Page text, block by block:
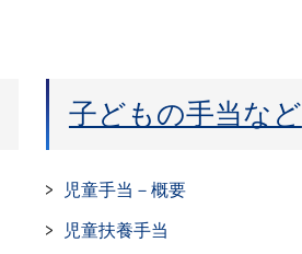
子どもの手当など
児童手当－概要
児童扶養手当